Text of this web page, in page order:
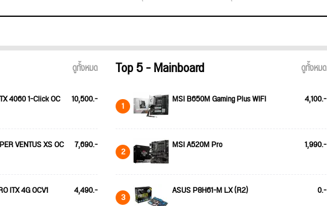
ดูทั้งหมด
4060 1-Click OC
10,500.-
VENTUS XS OC 7,690.-
ITX 4G OCV1 4,490.-
Top 5 - Mainboard ดูทั้งหมด
1 MSI B650M Gaming Plus WIFI 4,100.-
2 MSI A520M Pro 1,990.-
3 ASUS P8H61-M LX (R2) 0.-